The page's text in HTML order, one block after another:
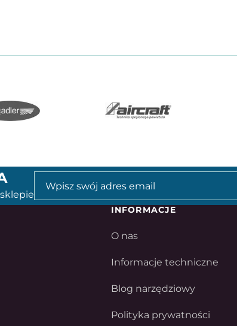
INFORMACJE
O nas
Informacje techniczne
Blog narzędziowy
Polityka prywatności